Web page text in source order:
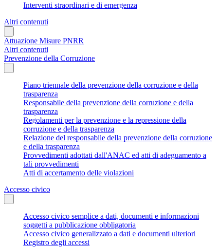
Interventi straordinari e di emergenza
Altri contenuti
Attuazione Misure PNRR
Altri contenuti
Prevenzione della Corruzione
Piano triennale della prevenzione della corruzione e della
trasparenza
Responsabile della prevenzione della corruzione e della
trasparenza
Regolamenti per la prevenzione e la repressione della
corruzione e della trasparenza
Relazione del responsabile della prevenzione della corruzione
e della trasparenza
Provvedimenti adottati dall'ANAC ed atti di adeguamento a
tali provvedimenti
Atti di accertamento delle violazioni
Accesso civico
Accesso civico semplice a dati, documenti e informazioni
soggetti a pubblicazione obbligatoria
Accesso civico generalizzato a dati e documenti ulteriori
Registro degli accessi